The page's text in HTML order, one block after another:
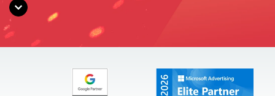
Newsletter
Kontakt